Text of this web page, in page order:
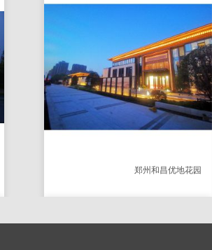
SA-LL-5111 9w线条灯
郑州和昌优地花园